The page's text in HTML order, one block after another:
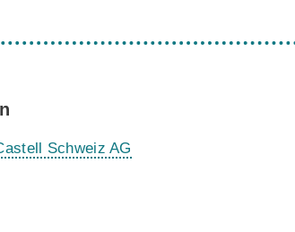
Schweiz AG